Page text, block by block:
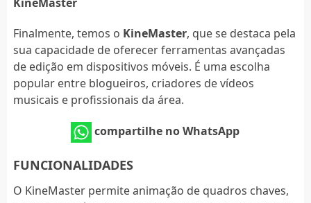
Finalmente, temos o KineMaster, que se destaca pela
sua capacidade de oferecer ferramentas avançadas
de edição em dispositivos móveis. É uma escolha
popular entre blogueiros, criadores de vídeos
musicais e profissionais da área.
compartilhe no WhatsApp
FUNCIONALIDADES
O KineMaster permite animação de quadros chaves,